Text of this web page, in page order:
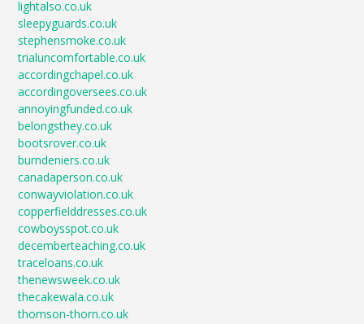
lightalso.co.uk
sleepyguards.co.uk
stephensmoke.co.uk
trialuncomfortable.co.uk
accordingchapel.co.uk
accordingoversees.co.uk
annoyingfunded.co.uk
belongsthey.co.uk
bootsrover.co.uk
burndeniers.co.uk
canadaperson.co.uk
conwayviolation.co.uk
copperfielddresses.co.uk
cowboysspot.co.uk
decemberteaching.co.uk
traceloans.co.uk
thenewsweek.co.uk
thecakewala.co.uk
thomson-thorn.co.uk